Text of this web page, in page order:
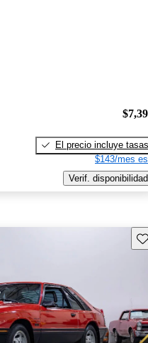
El precio incluye tasas
$143/mes
Verif. disponibilidad